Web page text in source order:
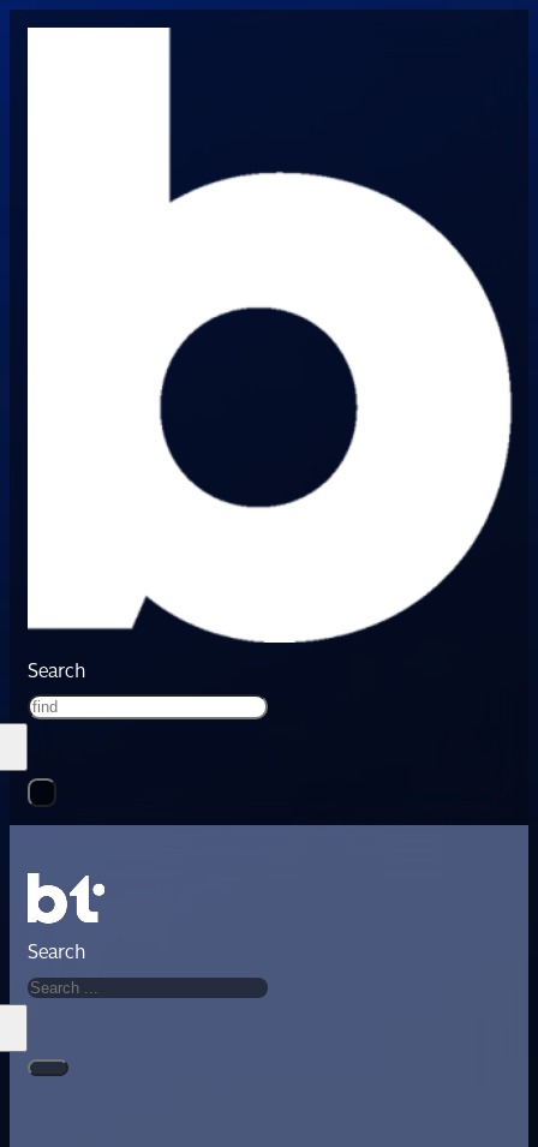
Search
Search